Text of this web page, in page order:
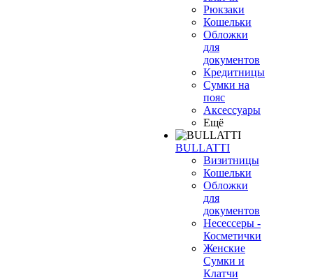
Рюкзаки
Кошельки
Обложки
для
документов
Кредитницы
Сумки на
пояс
Аксессуары
Ещё
BULLATTI
Визитницы
Кошельки
Обложки
для
документов
Несессеры -
Косметички
Женские
Сумки и
Клатчи